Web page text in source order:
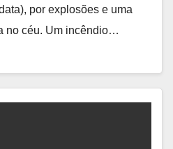
por explosões e uma
no céu. Um incêndio…